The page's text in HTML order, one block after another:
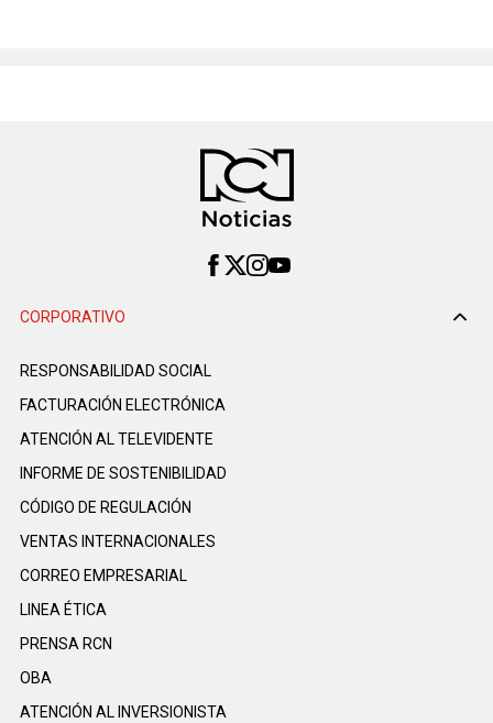
CORPORATIVO
RESPONSABILIDAD SOCIAL
FACTURACIÓN ELECTRÓNICA
ATENCIÓN AL TELEVIDENTE
INFORME DE SOSTENIBILIDAD
CÓDIGO DE REGULACIÓN
VENTAS INTERNACIONALES
CORREO EMPRESARIAL
LINEA ÉTICA
PRENSA RCN
OBA
ATENCIÓN AL INVERSIONISTA